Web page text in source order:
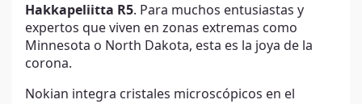
Hakkapeliitta R5. Para muchos entusiastas y
expertos que viven en zonas extremas como
Minnesota o North Dakota, esta es la joya de la
corona.
Nokian integra cristales microscópicos en el